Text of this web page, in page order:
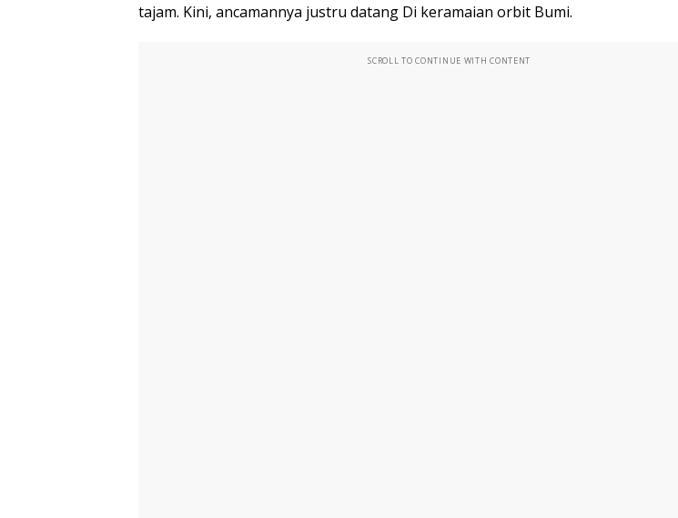
tajam. Kini, ancamannya justru datang Di keramaian orbit Bumi.
SCROLL TO CONTINUE WITH CONTENT